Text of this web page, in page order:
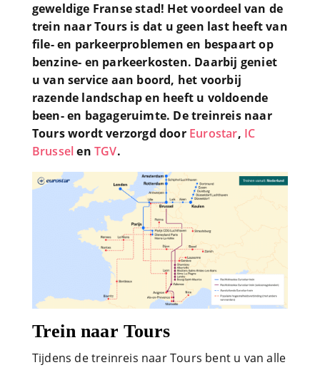
geweldige Franse stad! Het voordeel van de
trein naar Tours is dat u geen last heeft van
file- en parkeerproblemen en bespaart op
benzine- en parkeerkosten. Daarbij geniet
u van service aan boord, het voorbij
razende landschap en heeft u voldoende
been- en bagageruimte. De treinreis naar
Tours wordt verzorgd door Eurostar, IC
BrusselenTGV.
Trein naar Tours
Tijdens de treinreis naar Tours bent u van alle